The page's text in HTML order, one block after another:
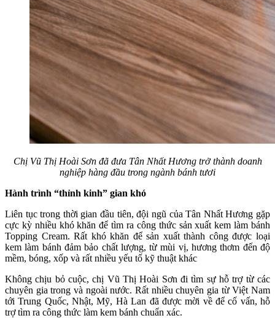
Chị Vũ Thị Hoài Sơn đã đưa Tân Nhất Hương trở thành doanh
nghiệp hàng đầu trong ngành bánh tươi
Hành trình “thỉnh kinh” gian khó
Liên tục trong thời gian đầu tiên, đội ngũ của Tân Nhất Hương gặp
cực kỳ nhiều khó khăn để tìm ra công thức sản xuất kem làm bánh
Topping Cream. Rất khó khăn để sản xuất thành công được loại
kem làm bánh đảm bảo chất lượng, từ mùi vị, hương thơm đến độ
mềm, bóng, xốp và rất nhiều yếu tố kỹ thuật khác
Không chịu bỏ cuộc, chị Vũ Thị Hoài Sơn đi tìm sự hỗ trợ từ các
chuyên gia trong và ngoài nước. Rất nhiều chuyên gia từ Việt Nam
tới Trung Quốc, Nhật, Mỹ, Hà Lan đã được mời về để cố vấn, hỗ
trợ tìm ra công thức làm kem bánh chuẩn xác.